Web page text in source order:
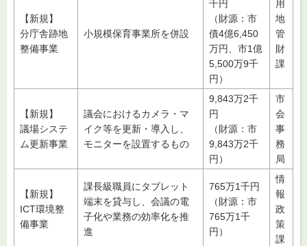
【新規】
分庁舎跡地
整備事業
小規模保育事業所を併設
千円
（財源：市
債4億6,450
万円、市1億
5,500万9千
円）
用
地
管
財
課
【新規】
議場システ
ム更新事業
議会におけるカメラ・マ
イク等を更新・導入し、
モニターを設置するもの
9,843万2千
円
（財源：市
9,843万2千
円）
市
会
事
務
局
【新規】
ICT環境整
備事業
課長級職員にタブレット
端末を貸与し、会議の電
子化や業務の効率化を推
進
765万1千円
（財源：市
765万1千
円）
情
報
政
策
課